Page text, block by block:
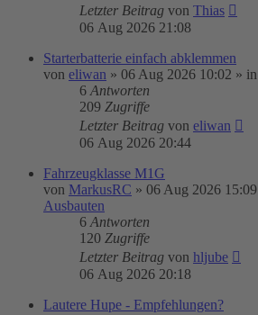
Letzter Beitrag von Thias
06 Aug 2026 21:08
Starterbatterie einfach abklemmen
von eliwan » 06 Aug 2026 10:02 » in
6 Antworten
209 Zugriffe
Letzter Beitrag von eliwan
06 Aug 2026 20:44
Fahrzeugklasse M1G
von MarkusRC » 06 Aug 2026 15:09
Ausbauten
6 Antworten
120 Zugriffe
Letzter Beitrag von hljube
06 Aug 2026 20:18
Lautere Hupe - Empfehlungen?